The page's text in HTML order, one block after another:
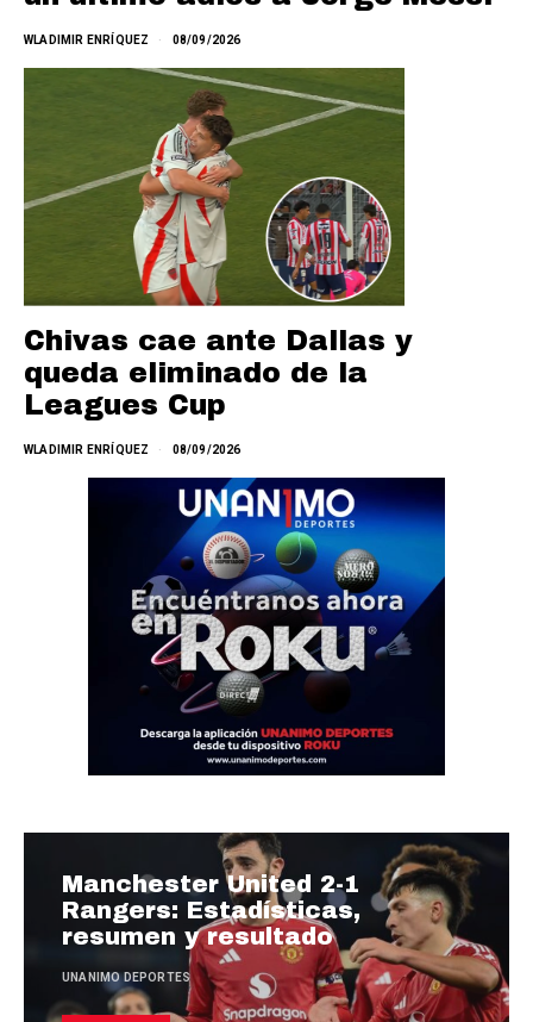
WLADIMIR ENRÍQUEZ 08/09/2026
Chivas cae ante Dallas y
queda eliminado de la
Leagues Cup
WLADIMIR ENRÍQUEZ 08/09/2026
Manchester United 2-1
Rangers: Estadísticas,
resumen y resultado
UNANIMO DEPORTES